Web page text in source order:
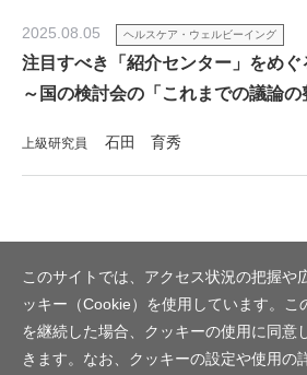
2025.08.05 ヘルスケア・ウェルビーイング
注目すべき「紹介センター」をめ
～国の検討会の「これまでの議論の
上級研究員 石田 育秀
このサイトでは、アクセス状況の把握や
ッキー（Cookie）を使用しています。こ
を継続した場合、クッキーの使用に同意
きます。なお、クッキーの設定や使用の